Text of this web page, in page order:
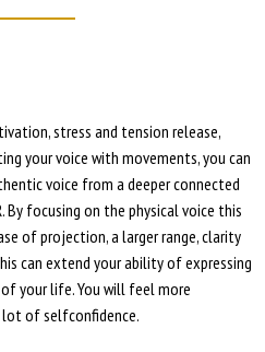
stress and tension release,
your voice with movements, you can
voice from a deeper connected
By focusing on the physical voice this
of projection, a larger range, clarity
can extend your ability of expressing
your life. You will feel more
lot of selfconfidence.